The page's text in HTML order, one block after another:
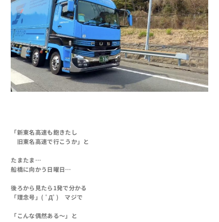
「新東名高速も飽きたし
旧東名高速で行こうか」と
たまたま…
船橋に向かう日曜日…
後ろから見たら1発で分かる
「理念号」( ﾟДﾟ) マジで
「こんな偶然ある～」と